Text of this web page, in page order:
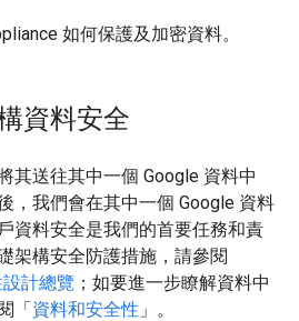
如何保護及加密資料。
資料安全
其送往其中一個 Google 資料中
，我們會在其中一個 Google 資料
資料安全是我們的首要任務和責
架構安全防護措施，請參閱
計總覽 ；如要進一步瞭解資料中
「資料和安全性 」。